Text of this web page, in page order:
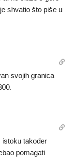
shvatio što piše u
svojih granica
istoku također
pomagati